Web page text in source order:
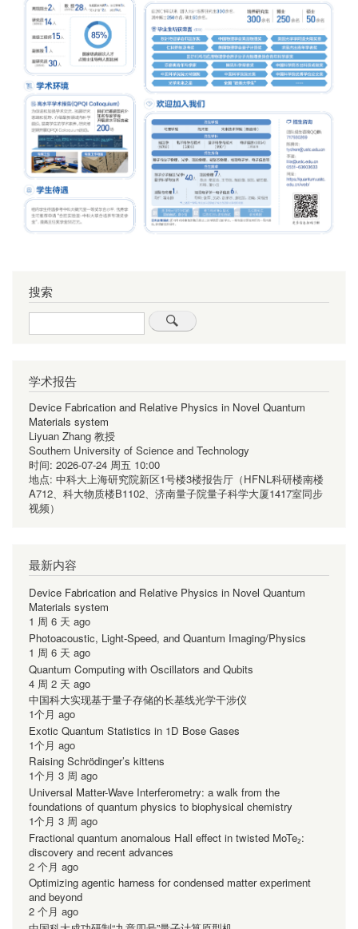
搜索
Search
学术报告
Device Fabrication and Relative Physics in Novel Quantum
Materials system
Liyuan Zhang 教授
Southern University of Science and Technology
时间: 2026-07-24 周五 10:00
地点: 中科大上海研究院新区1号楼3楼报告厅（HFNL科研楼南楼
A712、科大物质楼B1102、济南量子院量子科学大厦1417室同步
视频）
最新内容
Device Fabrication and Relative Physics in Novel Quantum
Materials system
1 周 6 天 ago
Photoacoustic, Light-Speed, and Quantum Imaging/Physics
1 周 6 天 ago
Quantum Computing with Oscillators and Qubits
4 周 2 天 ago
中国科大实现基于量子存储的长基线光学干涉仪
1个月 ago
Exotic Quantum Statistics in 1D Bose Gases
1个月 ago
Raising Schrödinger’s kittens
1个月 3 周 ago
Universal Matter-Wave Interferometry: a walk from the
foundations of quantum physics to biophysical chemistry
1个月 3 周 ago
Fractional quantum anomalous Hall effect in twisted MoTe₂:
discovery and recent advances
2 个月 ago
Optimizing agentic harness for condensed matter experiment
and beyond
2 个月 ago